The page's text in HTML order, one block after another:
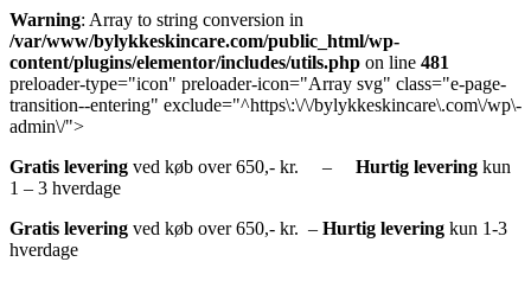
Warning: Array to string conversion in
/var/www/bylykkeskincare.com/public_html/wp-
content/plugins/elementor/includes/utils.php on line 481
preloader-type="icon" preloader-icon="Array svg" class="e-page-
transition--entering" exclude="^https\:\/\/bylykkeskincare\.com\/wp\-
admin\/">
Gratis levering ved køb over 650,- kr. – Hurtig levering kun
1 – 3 hverdage
Gratis levering ved køb over 650,- kr. – Hurtig levering kun 1-3
hverdage